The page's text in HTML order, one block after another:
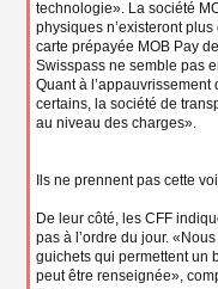
technologie». La société
physiques n’existeront
carte prépayée MOB Pay
Swisspass ne semble pas
Quant à
certains, la société de
au niveau des charges».
Ils ne prennent pas cette
De leur côté, les CFF
pas à l’ordre du jour.
guichets qui permettent un
peut être renseignée»,